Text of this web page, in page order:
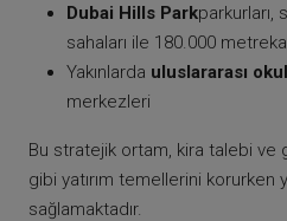
Dubai Hills Parkparkurları,
sahaları ile 180.000
Yakınlarda uluslararası
merkezleri
Bu stratejik ortam, kira talebi
gibi yatırım temellerini korurken
sağlamaktadır.